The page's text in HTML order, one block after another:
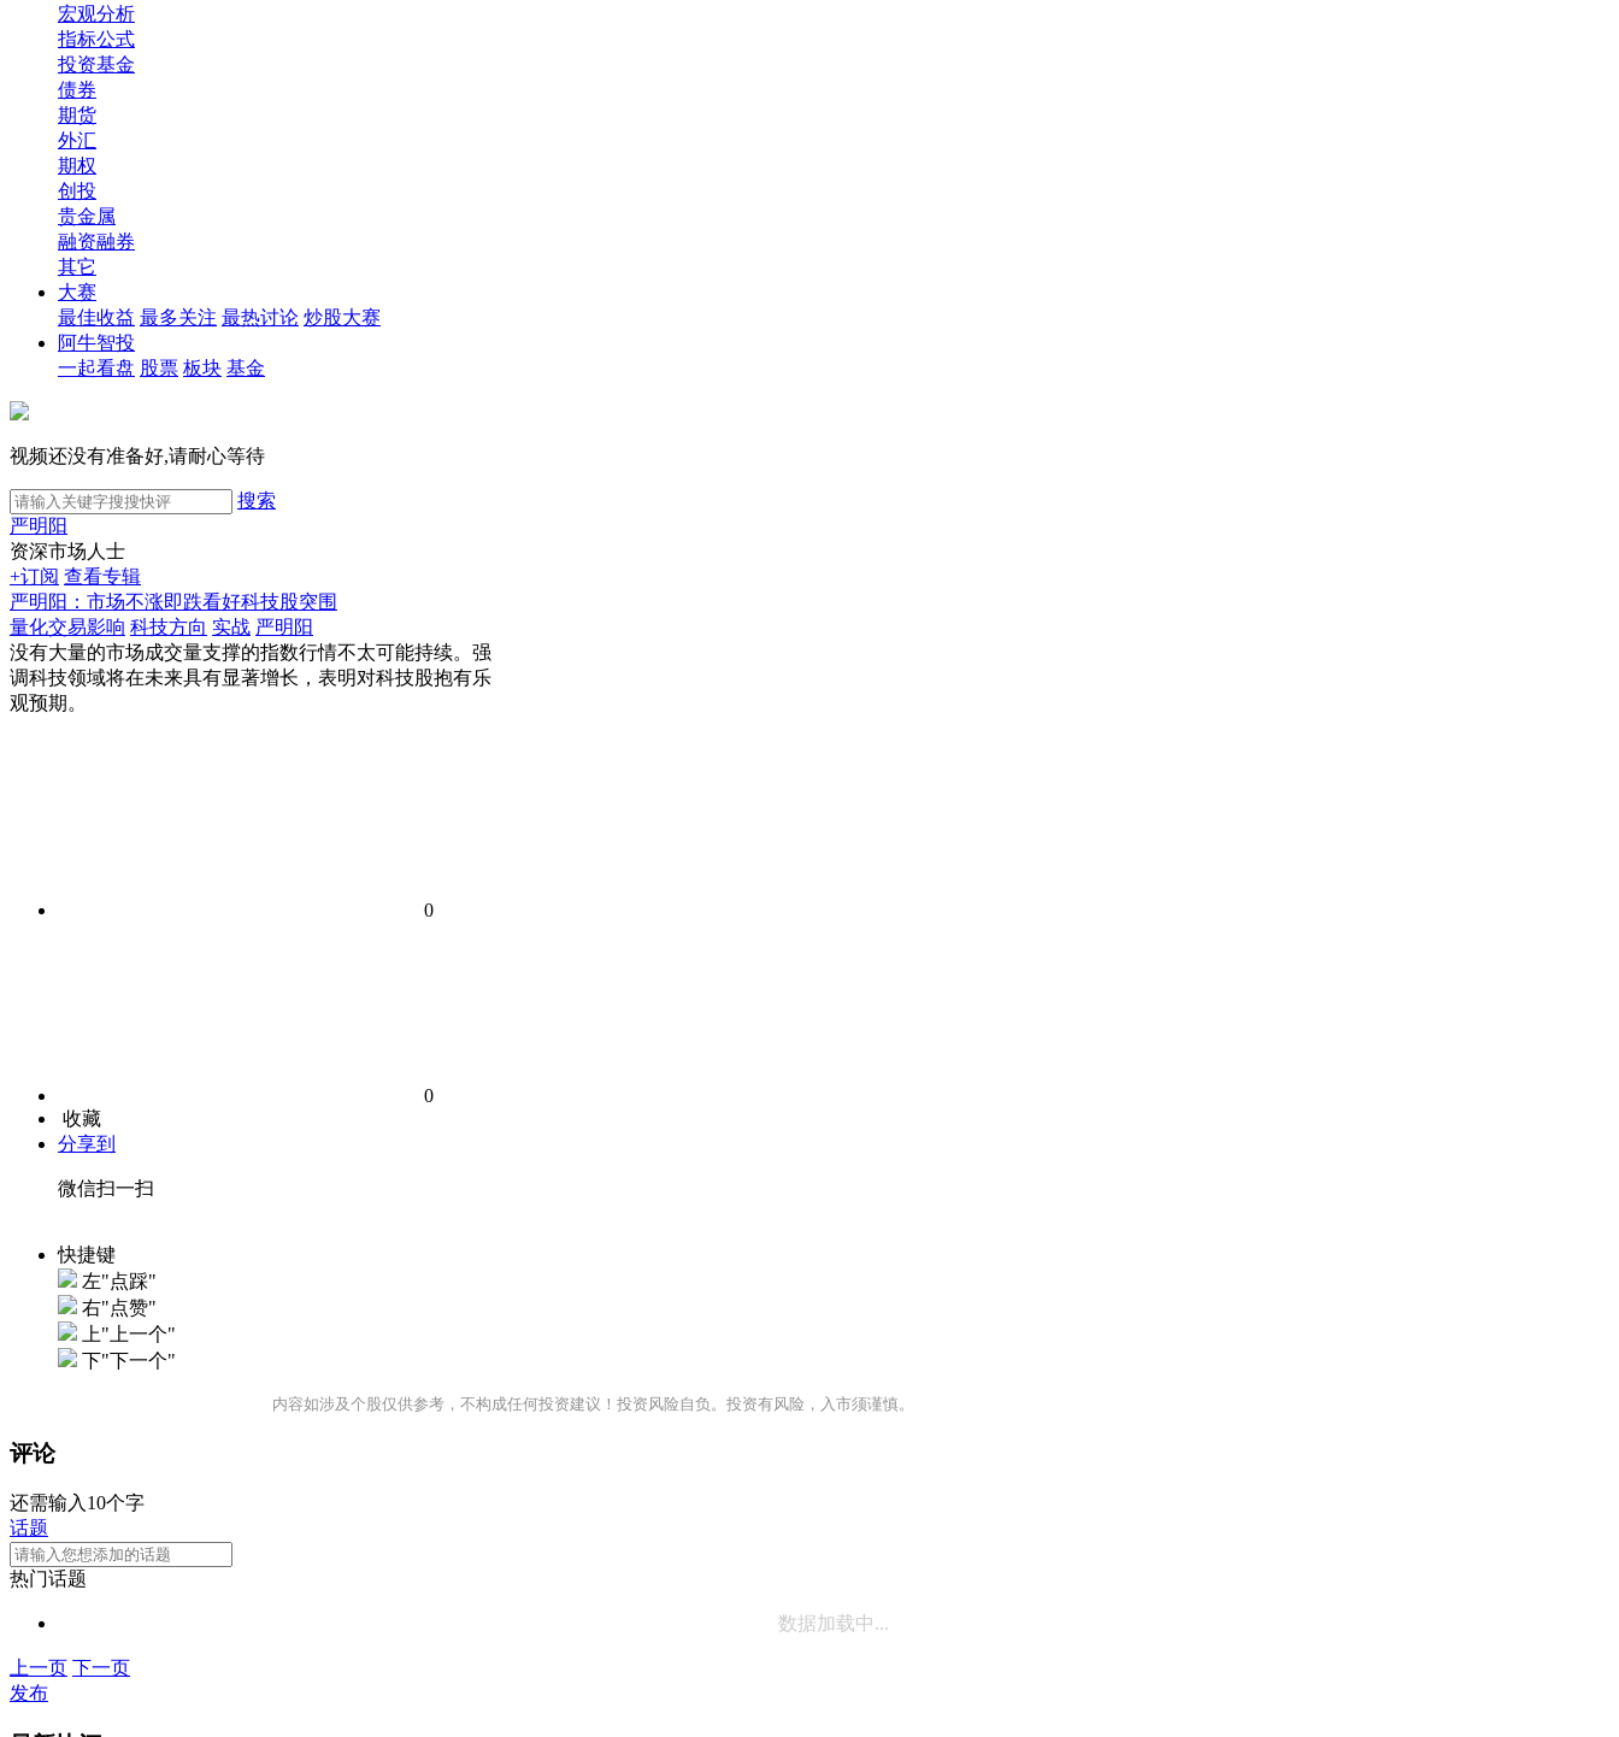
宏观分析
指标公式
投资基金
债券
期货
外汇
期权
创投
贵金属
融资融券
其它
大赛
最佳收益 最多关注 最热讨论 炒股大赛
阿牛智投
一起看盘 股票 板块 基金
视频还没有准备好,请耐心等待
搜索
严明阳
资深市场人士
+订阅 查看专辑
严明阳：市场不涨即跌看好科技股突围
量化交易影响 科技方向 实战 严明阳
没有大量的市场成交量支撑的指数行情不太可能持续。强
调科技领域将在未来具有显著增长，表明对科技股抱有乐
观预期。
0
0
收藏
分享到
微信扫一扫
快捷键
左"点踩"
右"点赞"
上"上一个"
下"下一个"
内容如涉及个股仅供参考，不构成任何投资建议！投资风险自负。投资有风险，入市须谨慎。
评论
还需输入10个字
话题
热门话题
数据加载中...
上一页 下一页
发布